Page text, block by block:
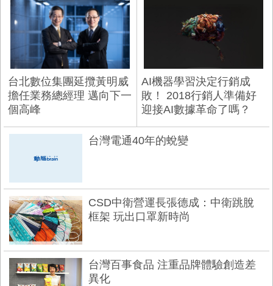
台北數位集團延攬黃明威
擔任業務總經理 邁向下一
個高峰
AI機器學習決定行銷成
敗！ 2018行銷人準備好
迎接AI數據革命了嗎？
台灣電通40年的蛻變
CSD中衛營運長張德成：中衛跳脫
框架 玩出口罩新時尚
台灣百事食品 注重品牌體驗創造差
異化